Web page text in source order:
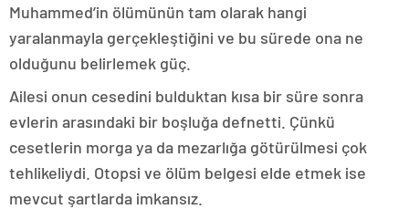
Muhammed’in ölümünün tam olarak hangi
yaralanmayla gerçekleştiğini ve bu sürede ona ne
olduğunu belirlemek güç.
Ailesi onun cesedini bulduktan kısa bir süre sonra
evlerin arasındaki bir boşluğa defnetti. Çünkü
cesetlerin morga ya da mezarlığa götürülmesi çok
tehlikeliydi. Otopsi ve ölüm belgesi elde etmek ise
mevcut şartlarda imkansız.